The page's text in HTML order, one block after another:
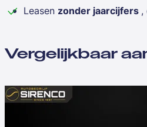
Leasen zonder jaarcijfers ,
Vergelijkbaar